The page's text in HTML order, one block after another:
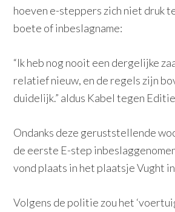
hoeven e-steppers zich niet druk
boete of inbeslagname:
“Ik heb nog nooit een dergelijke
relatief nieuw, en de regels zijn
duidelijk.” aldus Kabel tegen
Ondanks deze geruststellende
de eerste E-step
vond plaats in het plaatsje Vught
Volgens de politie zou het